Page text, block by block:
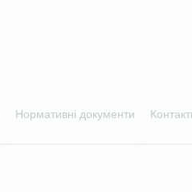
Нормативні документи